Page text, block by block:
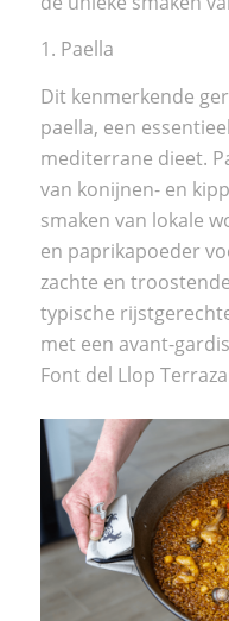
1. Paella
Dit kenmerkende
paella, een
mediterrane dieet.
van konijnen- en
smaken van lokale
en paprikapoeder
zachte en
typische
met een avant-
Font del Llop